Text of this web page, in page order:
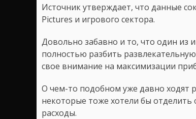
Источник утверждает, что данные
Pictures и игрового сектора.
Довольно забавно и то, что один из
полностью разбить
свое внимание на максимизации
О чем-то подобном уже давно ходят
некоторые тоже хотели бы отделить
расходы.